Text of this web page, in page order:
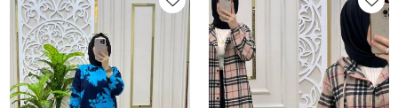
40
44
40
48
52